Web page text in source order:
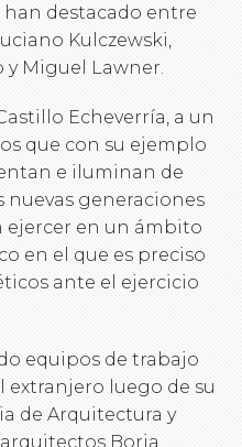
han destacado entre
Kulczewski,
y Miguel Lawner.
Echeverría, a un
que con su ejemplo
e iluminan de
nuevas generaciones
ejercer en un ámbito
en el que es preciso
ante el ejercicio
equipos de trabajo
luego de su
de Arquitectura y
Borja